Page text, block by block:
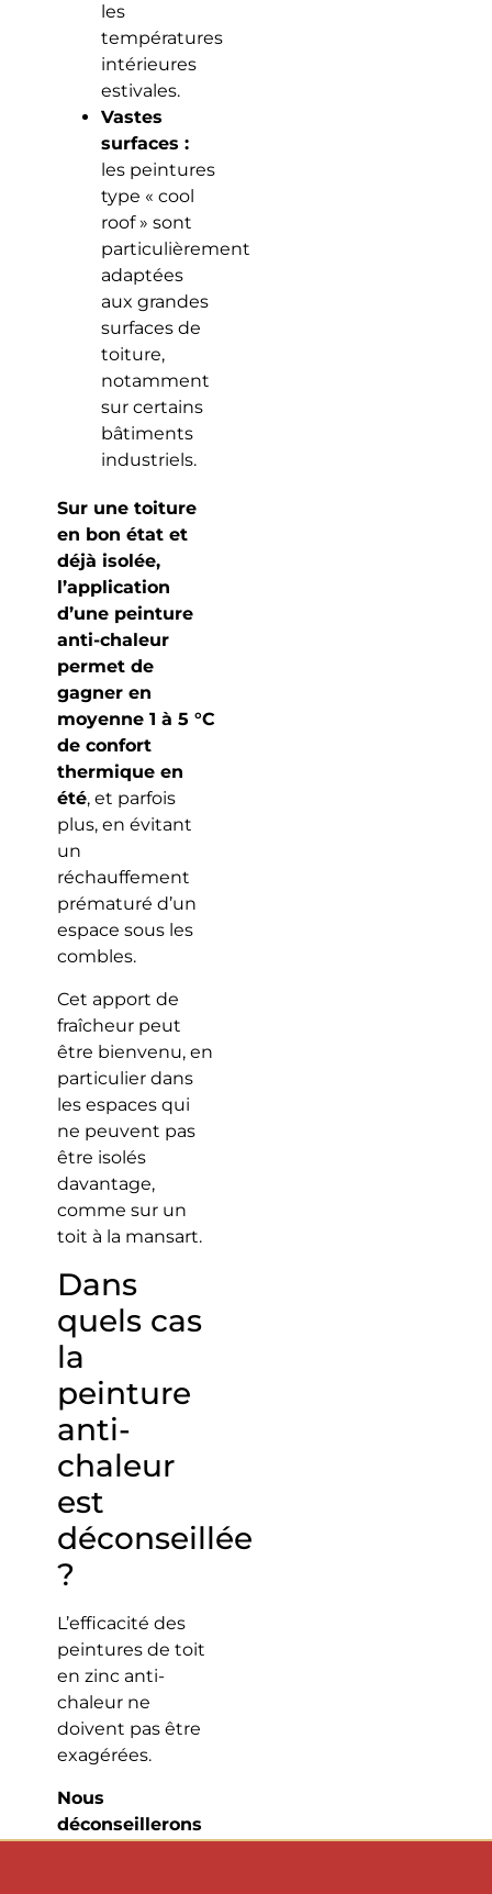
les
températures
intérieures
estivales.
Vastes
surfaces :
les peintures
type « cool
roof » sont
particulièrement
adaptées
aux grandes
surfaces de
toiture,
notamment
sur certains
bâtiments
industriels.
Sur une toiture
en bon état et
déjà isolée,
l’application
d’une peinture
anti-chaleur
permet de
gagner en
moyenne 1 à 5 °C
de confort
thermique en
été, et parfois
plus, en évitant
un
réchauffement
prématuré d’un
espace sous les
combles.
Cet apport de
fraîcheur peut
être bienvenu, en
particulier dans
les espaces qui
ne peuvent pas
être isolés
davantage,
comme sur un
toit à la mansart.
Dans
quels cas
la
peinture
anti-
chaleur
est
déconseillée
?
L’efficacité des
peintures de toit
en zinc anti-
chaleur ne
doivent pas être
exagérées.
Nous
déconseillerons